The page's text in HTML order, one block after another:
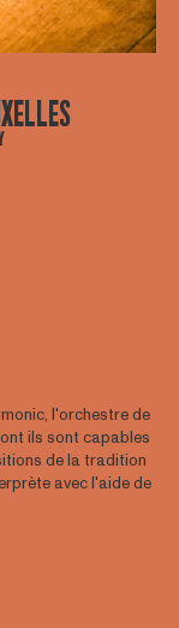
l'orchestre de
ils sont capables
de la tradition
avec l'aide de